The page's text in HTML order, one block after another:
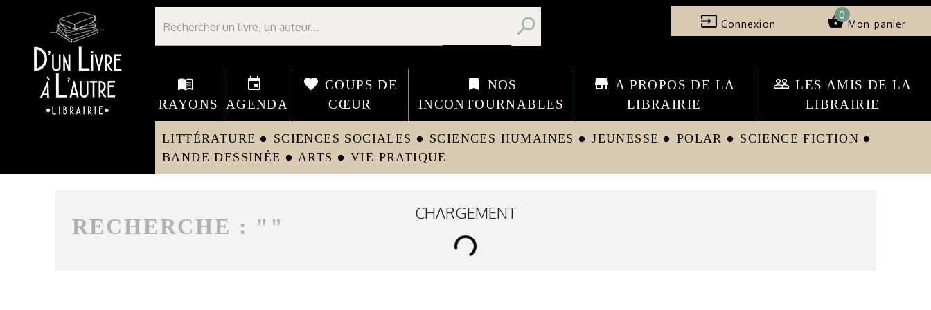
Librairie D'un livre à l'autre - Avranches
search input Connexion shopping_basket
0
Mon panier
menu_book
RAYONS
event
AGENDA
favorite COUPS DE
CŒUR
bookmark
NOS
INCONTOURNABLES
store A PROPOS DE LA
LIBRAIRIE
people_outline LES AMIS DE LA
LIBRAIRIE
LITTÉRATURE circle SCIENCES SOCIALES circle SCIENCES HUMAINES circle JEUNESSE circle POLAR circle SCIENCE FICTION circle
BANDE DESSINÉE circle ARTS circle VIE PRATIQUE
RECHERCHE : " "
CHARGEMENT